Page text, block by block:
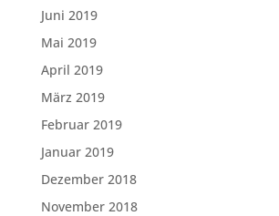
Juni 2019
Mai 2019
April 2019
März 2019
Februar 2019
Januar 2019
Dezember 2018
November 2018